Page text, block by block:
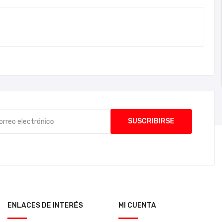
ENLACES DE INTERÉS MI CUENTA